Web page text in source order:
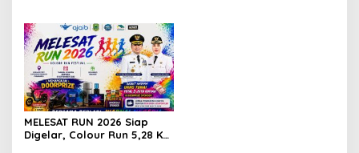
MELESAT RUN 2026 Siap
Digelar, Colour Run 5,28 Km